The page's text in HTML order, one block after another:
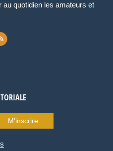
quotidien les amateurs et
M’inscrire